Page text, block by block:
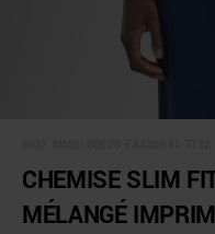
CHEMISE SLIM
MÉLANGÉ